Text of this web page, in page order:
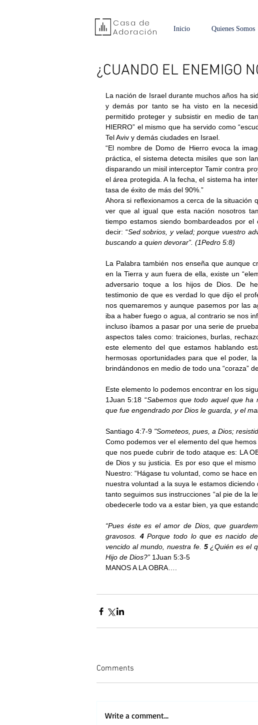
Casa de
Adoración
Inicio Quienes Somos
¿CUANDO EL ENEMIGO
La nación de Israel durante muchos años ha
y demás por tanto se ha visto en la
permitido proteger y subsistir en medio de
HIERRO” el mismo que ha servido como
Tel Aviv y demás ciudades en Israel
“El nombre de Domo de Hierro evoca la
práctica, el sistema detecta misiles que son
disparando un misil interceptor Tamir contra
el área protegida. A la fecha, el sistema ha
tasa de éxito de más del 90%.”
Ahora si reflexionamos a cerca de la
ver que al igual que esta nación nosotros
tiempo estamos siendo bombardeados por
decir: “Sed sobrios, y velad; porque vuestro
buscando a quien devorar”. (1Pedro 5:8)
La Palabra también nos enseña que aunque
en la Tierra y aun fuera de ella, existe un
adversario toque a los hijos de Dios. De
testimonio de que es verdad lo que dijo el
nos quemaremos y aunque pasemos por las
iba a haber fuego o agua, al contrario se nos
incluso íbamos a pasar por una serie de
aspectos tales como: traiciones, burlas,
este elemento del que estamos hablando
hermosas oportunidades para que el poder,
brindándonos en medio de todo una “coraza”
Este elemento lo podemos encontrar en los
1Juan 5:18 “Sabemos que todo aquel que ha
que fue engendrado por Dios le guarda, y el
Santiago 4:7-9 "Someteos, pues, a Dios;
Como podemos ver el elemento del que
que nos puede cubrir de todo ataque es: LA
de Dios y su justicia. Es por eso que el
Nuestro: “Hágase tu voluntad, como se hace
nuestra voluntad a la suya le estamos
tanto seguimos sus instrucciones “al pie de la
obedecerle todo va a estar bien, ya que
“Pues éste es el amor de Dios, que
gravosos. 4 Porque todo lo que es nacido
vencido al mundo, nuestra fe. 5 ¿Quién es el
Hijo de Dios?” 1Juan 5:3-5
MANOS A LA OBRA….
Comments
Write a comment...